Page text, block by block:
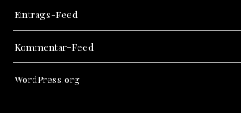
Eintrags-Feed
Kommentar-Feed
WordPress.org